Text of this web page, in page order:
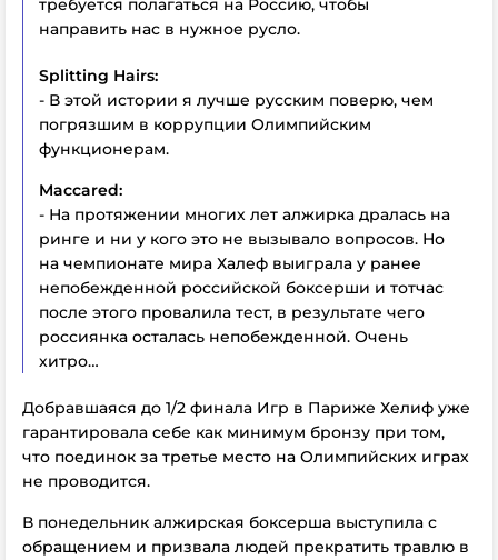
требуется полагаться на Россию, чтобы
направить нас в нужное русло.
Splitting Hairs:
- В этой истории я лучше русским поверю, чем
погрязшим в коррупции Олимпийским
функционерам.
Maccared:
- На протяжении многих лет алжирка дралась на
ринге и ни у кого это не вызывало вопросов. Но
на чемпионате мира Халеф выиграла у ранее
непобежденной российской боксерши и тотчас
после этого провалила тест, в результате чего
россиянка осталась непобежденной. Очень
хитро…
Добравшаяся до 1/2 финала Игр в Париже Хелиф уже
гарантировала себе как минимум бронзу при том,
что поединок за третье место на Олимпийских играх
не проводится.
В понедельник алжирская боксерша выступила с
обращением и призвала людей прекратить травлю в